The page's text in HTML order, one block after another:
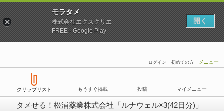
ログイン 初めての方 メニュー
クリップリスト もうすぐ掲載 投稿 マイメニュー
タメせる！松浦薬業株式会社「ルナウェル×3(42日分)」
モラタメ
株式会社エクスクリエ
FREE - Google Play
開く